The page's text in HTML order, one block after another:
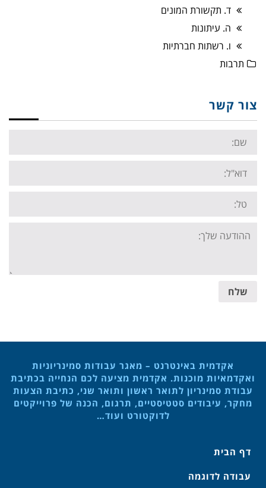
ד. תקשורת המונים
ה. עיתונות
ו. רשתות חברתיות
תרבות
צור קשר
Name:
Email:
Tel:
Your
message:
שלח
אקדמית באינטרנט – מאגר עבודות סמינריוניות
ואקדמאיות מוכנות. אקדמית מציעה לכם הנחייה בכתיבת
עבודת סמינריון לתואר ראשון ותואר שני, כתיבת הצעות
מחקר, עיבודים סטטיסטיים, תרגום, הכנה של פרוייקטים
לדוקטורט ועוד…
דף הבית
עבודה לדוגמה